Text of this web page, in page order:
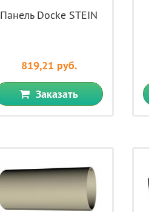
Панель Docke STEIN
819,21 руб.
Заказать